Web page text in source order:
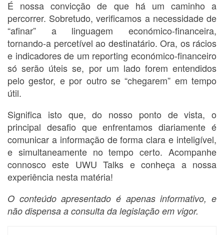
É nossa convicção de que há um caminho a
percorrer. Sobretudo, verificamos a necessidade de
“afinar” a linguagem económico-financeira,
tornando-a percetível ao destinatário. Ora, os rácios
e indicadores de um reporting económico-financeiro
só serão úteis se, por um lado forem entendidos
pelo gestor, e por outro se “chegarem” em tempo
útil.
Significa isto que, do nosso ponto de vista, o
principal desafio que enfrentamos diariamente é
comunicar a informação de forma clara e inteligível,
e simultaneamente no tempo certo. Acompanhe
connosco este UWU Talks e conheça a nossa
experiência nesta matéria!
O conteúdo apresentado é apenas informativo, e
não dispensa a consulta da legislação em vigor.